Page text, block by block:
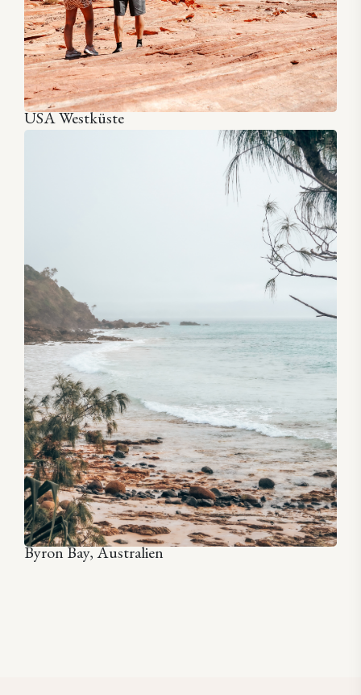
USA Westküste
Byron Bay, Australien